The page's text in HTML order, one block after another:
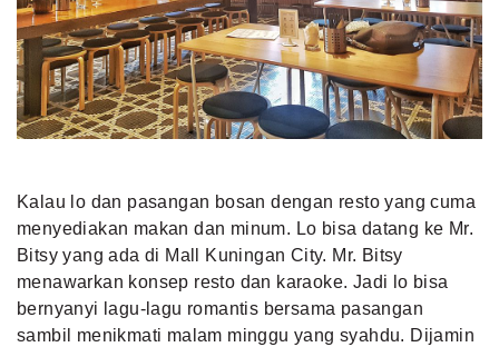
Kalau lo dan pasangan bosan dengan resto yang cuma
menyediakan makan dan minum. Lo bisa datang ke Mr.
Bitsy yang ada di Mall Kuningan City. Mr. Bitsy
menawarkan konsep resto dan karaoke. Jadi lo bisa
bernyanyi lagu-lagu romantis bersama pasangan
sambil menikmati malam minggu yang syahdu. Dijamin